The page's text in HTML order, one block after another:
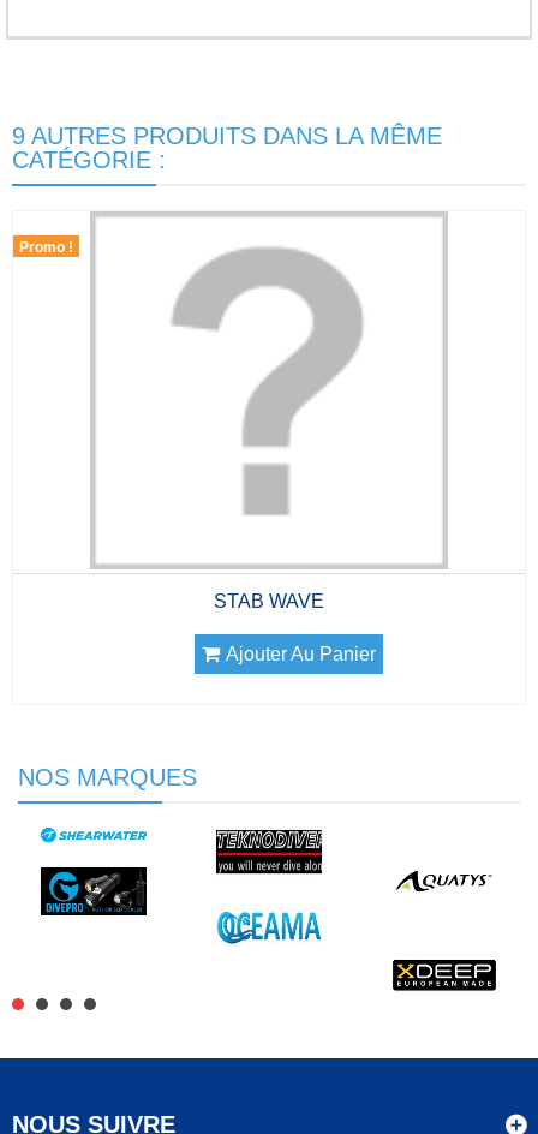
9 AUTRES PRODUITS DANS LA MÊME
CATÉGORIE :
Promo !
STAB WAVE
Ajouter Au Panier
NOS MARQUES
NOUS SUIVRE